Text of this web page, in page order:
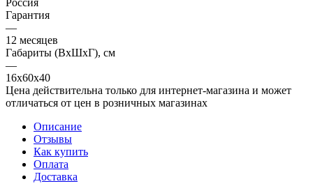
Гарантия
—
12 месяцев
Габариты (ВхШхГ), см
—
16х60х40
Цена действительна только для интернет-магазина и может
отличаться от цен в розничных магазинах
Описание
Отзывы
Как купить
Оплата
Доставка